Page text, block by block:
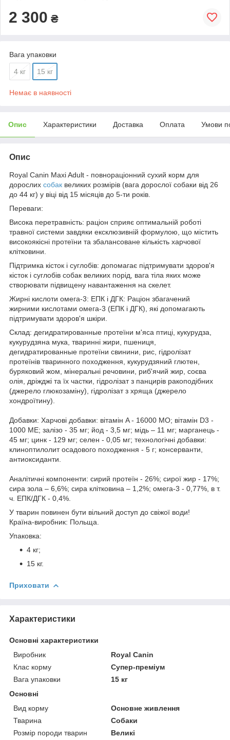
2 300 ₴
Вага упаковки
4 кг 15 кг
Немає в наявності
Опис Характеристики Доставка Оплата Умови
Опис
Royal Canin Maxi Adult - повнораціонний сухий корм для
дорослих собак великих розмірів (вага дорослої собаки від 26
до 44 кг) у віці від 15 місяців до 5-ти років.
Переваги:
Висока перетравність: раціон сприяє оптимальній роботі
травної системи завдяки ексклюзивній формулою, що містить
високоякісні протеїни та збалансоване кількість харчової
клітковини.
Підтримка кісток і суглобів: допомагає підтримувати здоров'я
кісток і суглобів собак великих порід, вага тіла яких може
створювати підвищену навантаження на скелет.
Жирні кислоти омега-3: ЕПК і ДГК: Раціон збагачений
жирними кислотами омега-3 (ЕПК і ДГК), які допомагають
підтримувати здоров'я шкіри.
Склад: дегидратированные протеїни м'яса птиці, кукурудза,
кукурудзяна мука, тваринні жири, пшениця,
дегидратированные протеїни свинини, рис, гідролізат
протеїнів тваринного походження, кукурудзяний глютен,
буряковий жом, мінеральні речовини, риб'ячий жир, соєва
олія, дріжджі та їх частки, гідролізат з панцирів ракоподібних
(джерело глюкозаміну), гідролізат з хряща (джерело
хондроїтину).
Добавки: Харчові добавки: вітамін A - 16000 МО; вітамін D3 -
1000 ME; залізо - 35 мг; йод - 3,5 мг; мідь – 11 мг; марганець -
45 мг; цинк - 129 мг; селен - 0,05 мг; технологічні добавки:
клиноптилолит осадового походження - 5 г; консерванти,
антиоксиданти.
Аналітичні компоненти: сирий протеїн - 26%; сирої жир - 17%;
сира зола – 6,6%; сира клітковина – 1,2%; омега-3 - 0,77%, в т.
ч. ЕПК/ДГК - 0,4%.
У тварин повинен бути вільний доступ до свіжої води!
Країна-виробник: Польща.
Упаковка:
4 кг;
15 кг.
Приховати
Характеристики
Основні характеристики
Виробник
Royal Canin
Клас корму
Супер-преміум
Вага упаковки
15 кг
Основні
Вид корму
Основне живлення
Тварина
Собаки
Розмір породи тварин
Великі